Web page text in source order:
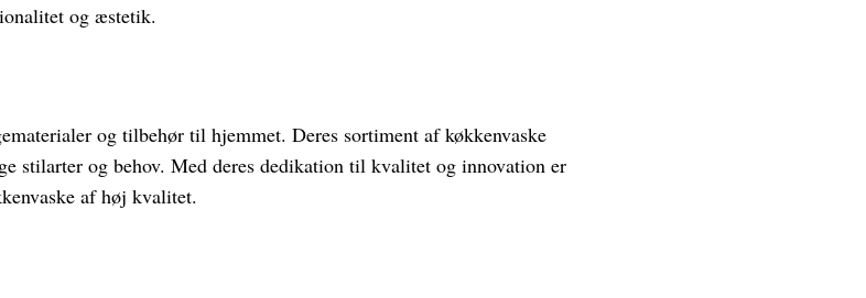
og æstetik.
og tilbehør til hjemmet. Deres sortiment af køkkenvaske
stilarter og behov. Med deres dedikation til kvalitet og innovation er
af høj kvalitet.